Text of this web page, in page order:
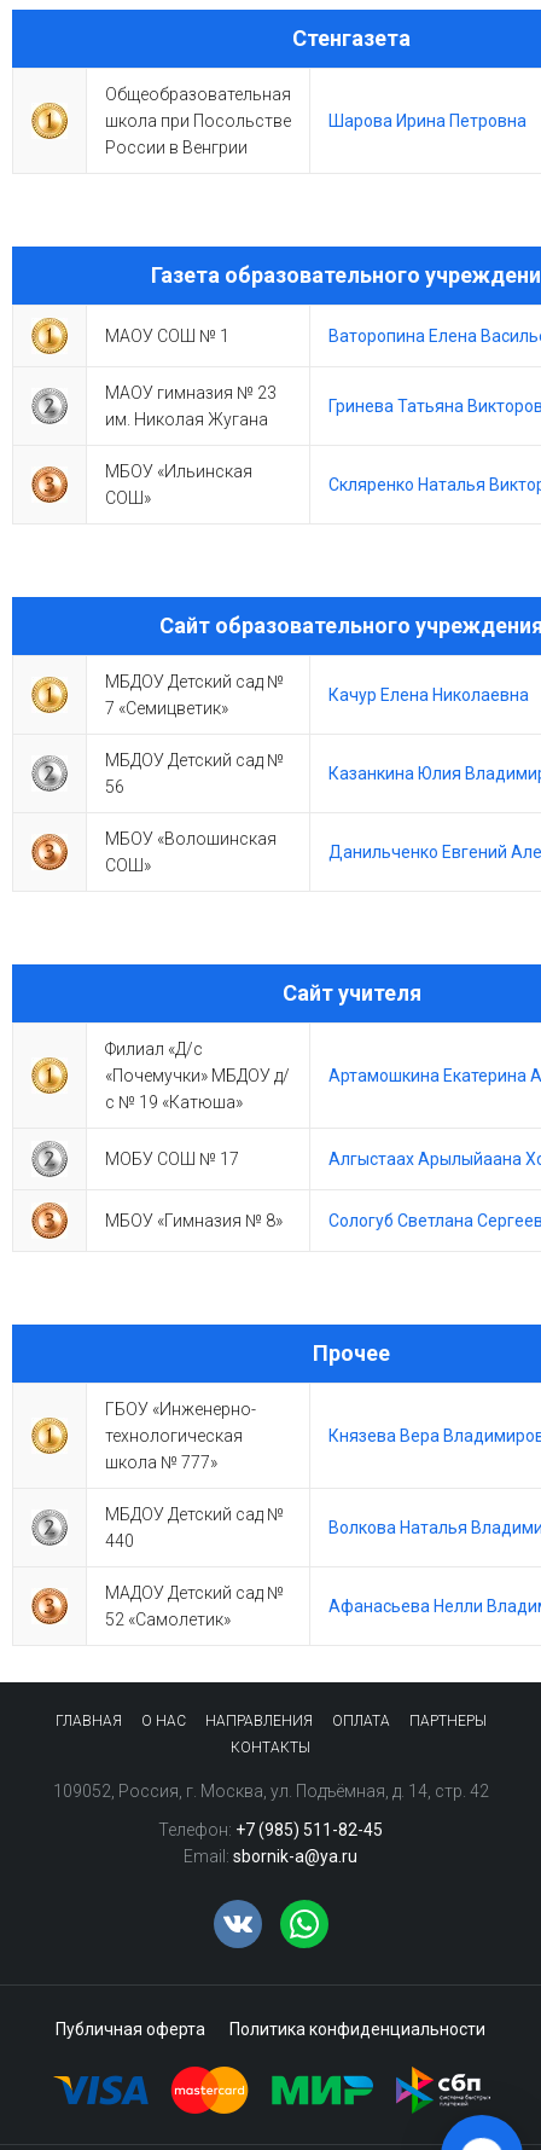
Стенгазета
Общеобразовательная
школа при Посольстве
России в Венгрии
Шарова Ирина Петровна
Газета образовательного
МАОУ СОШ № 1 Ваторопина Елена
МАОУ гимназия № 23
им. Николая Жугана
Гринева Татьяна
МБОУ «Ильинская
СОШ»
Скляренко Наталья
Сайт образовательного
МБДОУ Детский сад №
7 «Семицветик»
Качур Елена Николаевна
МБДОУ Детский сад №
56
Казанкина Юлия
МБОУ «Волошинская
СОШ»
Данильченко Евгений
Сайт учителя
Филиал «Д/с
«Почемучки» МБДОУ д/
с № 19 «Катюша»
Артамошкина Екатерина
МОБУ СОШ № 17 Алгыстаах Арылыйаана
МБОУ «Гимназия № 8» Сологуб Светлана
Прочее
ГБОУ «Инженерно-
технологическая
школа № 777»
Князева Вера
МБДОУ Детский сад №
440
Волкова Наталья
МАДОУ Детский сад №
52 «Самолетик»
Афанасьева Нелли
ГЛАВНАЯ О НАС НАПРАВЛЕНИЯ ОПЛАТА
ПАРТНЕРЫ
КОНТАКТЫ
109052 Россия г. Москва ул. Подъёмная, д. 14, стр. 42
Телефон: +7 (985) 511-82-45
Email: sbornik-a@ya.ru
Публичная оферта Политика конфиденциальности